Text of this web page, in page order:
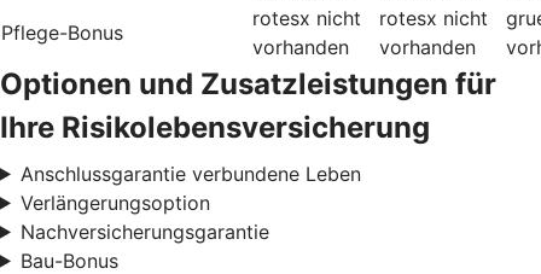
Pflege-Bonus
rotesx nicht
vorhanden
rotesx nicht
vorhanden
Optionen und Zusatzleistungen für
Ihre Risikolebensversicherung
Anschlussgarantie verbundene Leben
Verlängerungsoption
Nachversicherungsgarantie
Bau-Bonus